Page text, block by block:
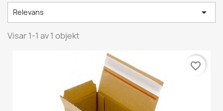
Relevans 
Visar 1-1 av 1 objekt
favorite_border